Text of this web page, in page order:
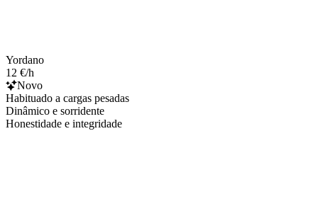
Yordano
12 €/h
Novo
Habituado a cargas pesadas
Dinâmico e sorridente
Honestidade e integridade